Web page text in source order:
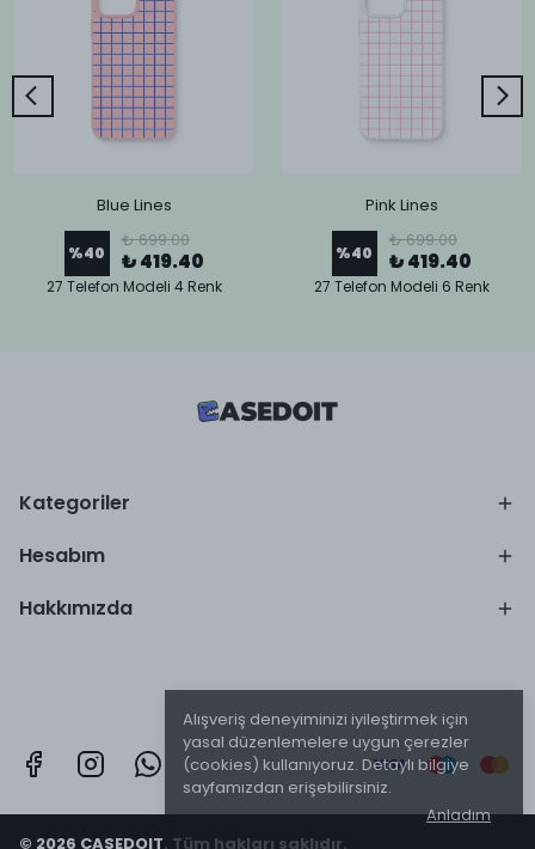
Alışveriş deneyiminizi iyileştirmek için
yasal düzenlemelere uygun çerezler
(cookies) kullanıyoruz. Detaylı bilgiye
sayfamızdan erişebilirsiniz.
Anladım
Blue Lines
%40
₺ 699.00
₺ 419.40
27 Telefon Modeli 4 Renk
Pink Lines
%40
₺ 699.00
₺ 419.40
27 Telefon Modeli 6 Renk
Kategoriler
Hesabım
Hakkımızda
© 2026 CASEDOIT. Tüm hakları saklıdır.